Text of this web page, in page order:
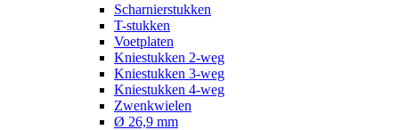
Scharnierstukken
T-stukken
Voetplaten
Kniestukken 2-weg
Kniestukken 3-weg
Kniestukken 4-weg
Zwenkwielen
Ø 26,9 mm